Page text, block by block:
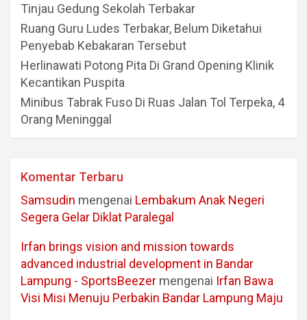
Tinjau Gedung Sekolah Terbakar
Ruang Guru Ludes Terbakar, Belum Diketahui
Penyebab Kebakaran Tersebut
Herlinawati Potong Pita Di Grand Opening Klinik
Kecantikan Puspita
Minibus Tabrak Fuso Di Ruas Jalan Tol Terpeka, 4
Orang Meninggal
Komentar Terbaru
Samsudin mengenai Lembakum Anak Negeri
Segera Gelar Diklat Paralegal
Irfan brings vision and mission towards
advanced industrial development in Bandar
Lampung - SportsBeezer mengenai Irfan Bawa
Visi Misi Menuju Perbakin Bandar Lampung Maju